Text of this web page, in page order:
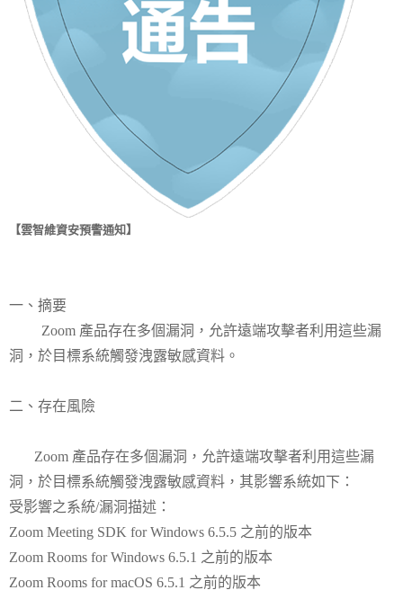
【雲智維資安預警通知】
一、摘要
Zoom 產品存在多個漏洞，允許遠端攻擊者利用這些漏
洞，於目標系統觸發洩露敏感資料。
二、存在風險
Zoom 產品存在多個漏洞，允許遠端攻擊者利用這些漏
洞，於目標系統觸發洩露敏感資料，其影響系統如下：
受影響之系統/漏洞描述：
Zoom Meeting SDK for Windows 6.5.5 之前的版本
Zoom Rooms for Windows 6.5.1 之前的版本
Zoom Rooms for macOS 6.5.1 之前的版本